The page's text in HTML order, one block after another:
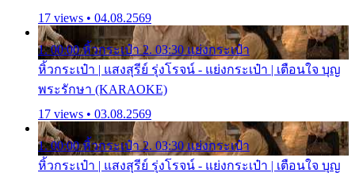
17 views • 04.08.2569
1. 00:00 หิ้วกระเป๋า 2. 03:30 แย่งกระเป๋า
หิ้วกระเป๋า | แสงสุรีย์ รุ่งโรจน์ - แย่งกระเป๋า | เตือนใจ บุญ
พระรักษา (KARAOKE)
17 views • 03.08.2569
1. 00:00 หิ้วกระเป๋า 2. 03:30 แย่งกระเป๋า
หิ้วกระเป๋า | แสงสุรีย์ รุ่งโรจน์ - แย่งกระเป๋า | เตือนใจ บุญ